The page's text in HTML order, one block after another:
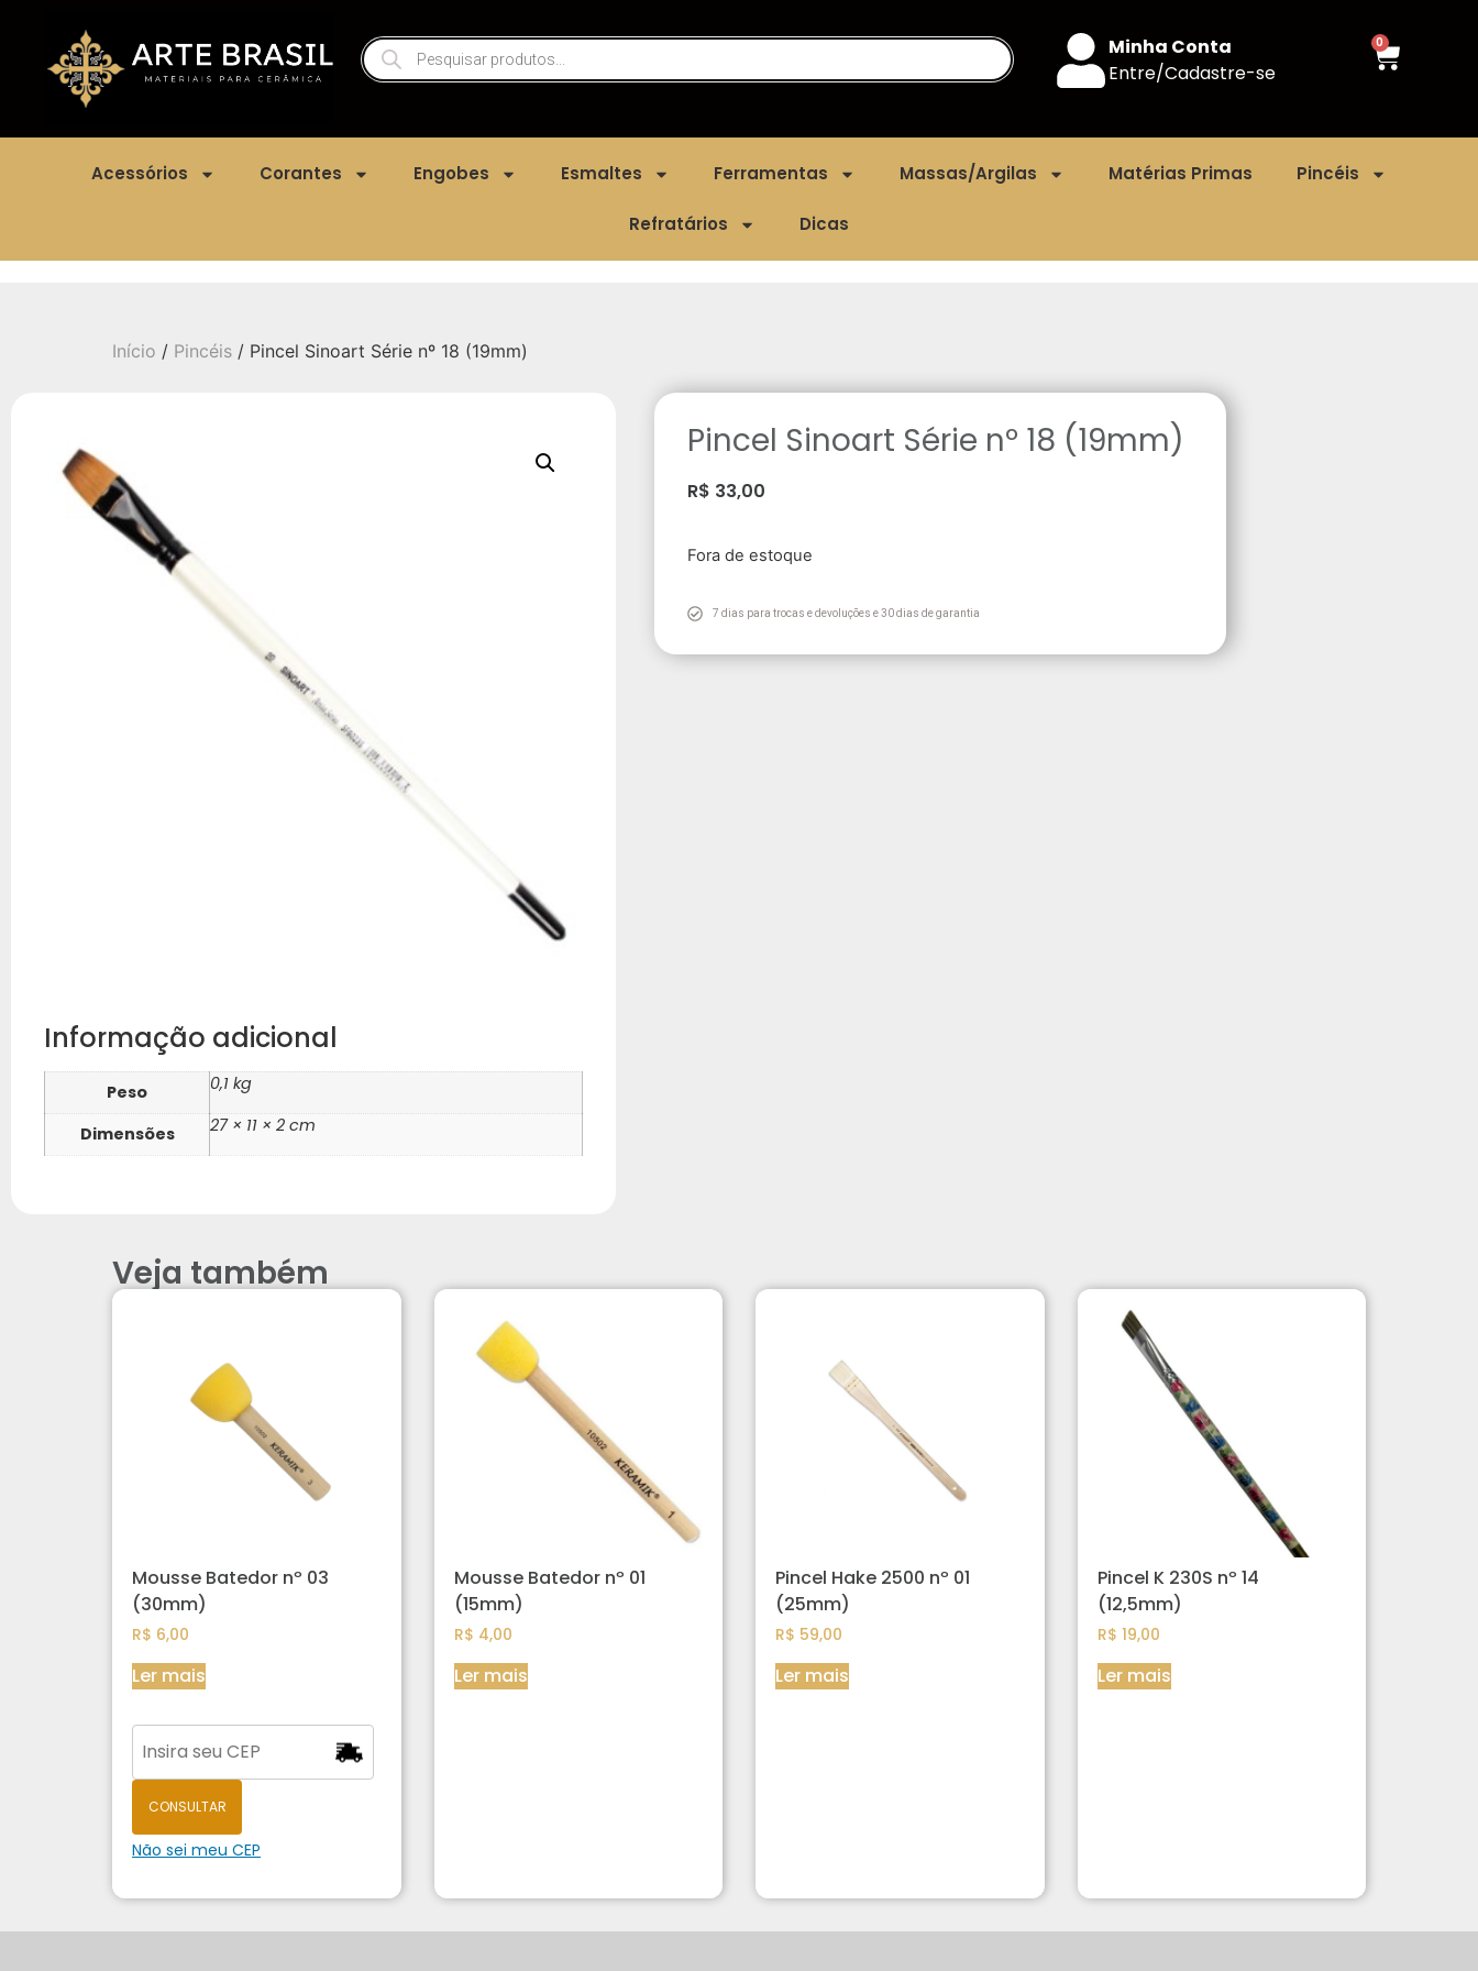
Minha Conta
Entre/Cadastre-se
0
Acessórios Corantes Engobes Esmaltes Ferramentas Massas/Argilas Matérias Primas Pincéis
Refratários Dicas
Início / Pincéis / Pincel Sinoart Série nº 18 (19mm)
Informação adicional
Peso 0,1 kg
Dimensões 27 × 11 × 2 cm
Pincel Sinoart Série nº 18 (19mm)
R$ 33,00
Fora de estoque
7 dias para trocas e devoluções e 30 dias de garantia
Veja também
Mousse Batedor nº 03
(30mm)
R$ 6,00
Ler mais
CONSULTAR
Não sei meu CEP
Mousse Batedor nº 01
(15mm)
R$ 4,00
Ler mais
Pincel Hake 2500 nº 01
(25mm)
R$ 59,00
Ler mais
Pincel K 230S nº 14
(12,5mm)
R$ 19,00
Ler mais